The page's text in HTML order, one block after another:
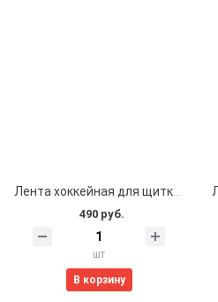
490 руб.
шт
В корзину